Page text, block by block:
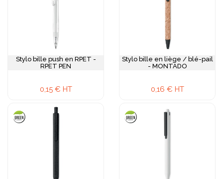
Stylo bille push en RPET -
RPET PEN
0,15 € HT
Stylo bille en liège / blé-pail
- MONTADO
0,16 € HT